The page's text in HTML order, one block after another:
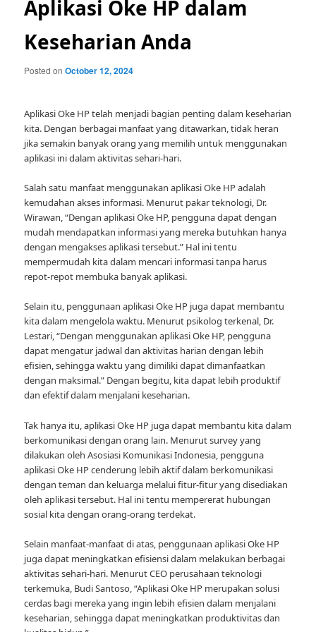
Aplikasi Oke HP dalam
Keseharian Anda
Posted onOctober 12, 2024
Aplikasi Oke HP telah menjadi bagian penting dalam keseharian
kita. Dengan berbagai manfaat yang ditawarkan, tidak heran
jika semakin banyak orang yang memilih untuk menggunakan
aplikasi ini dalam aktivitas sehari-hari.
Salah satu manfaat menggunakan aplikasi Oke HP adalah
kemudahan akses informasi. Menurut pakar teknologi, Dr.
Wirawan, “Dengan aplikasi Oke HP, pengguna dapat dengan
mudah mendapatkan informasi yang mereka butuhkan hanya
dengan mengakses aplikasi tersebut.” Hal ini tentu
mempermudah kita dalam mencari informasi tanpa harus
repot-repot membuka banyak aplikasi.
Selain itu, penggunaan aplikasi Oke HP juga dapat membantu
kita dalam mengelola waktu. Menurut psikolog terkenal, Dr.
Lestari, “Dengan menggunakan aplikasi Oke HP, pengguna
dapat mengatur jadwal dan aktivitas harian dengan lebih
efisien, sehingga waktu yang dimiliki dapat dimanfaatkan
dengan maksimal.” Dengan begitu, kita dapat lebih produktif
dan efektif dalam menjalani keseharian.
Tak hanya itu, aplikasi Oke HP juga dapat membantu kita dalam
berkomunikasi dengan orang lain. Menurut survey yang
dilakukan oleh Asosiasi Komunikasi Indonesia, pengguna
aplikasi Oke HP cenderung lebih aktif dalam berkomunikasi
dengan teman dan keluarga melalui fitur-fitur yang disediakan
oleh aplikasi tersebut. Hal ini tentu mempererat hubungan
sosial kita dengan orang-orang terdekat.
Selain manfaat-manfaat di atas, penggunaan aplikasi Oke HP
juga dapat meningkatkan efisiensi dalam melakukan berbagai
aktivitas sehari-hari. Menurut CEO perusahaan teknologi
terkemuka, Budi Santoso, “Aplikasi Oke HP merupakan solusi
cerdas bagi mereka yang ingin lebih efisien dalam menjalani
keseharian, sehingga dapat meningkatkan produktivitas dan